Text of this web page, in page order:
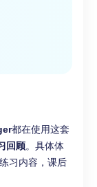
都在使用这套
回顾。具体体
习内容，课后